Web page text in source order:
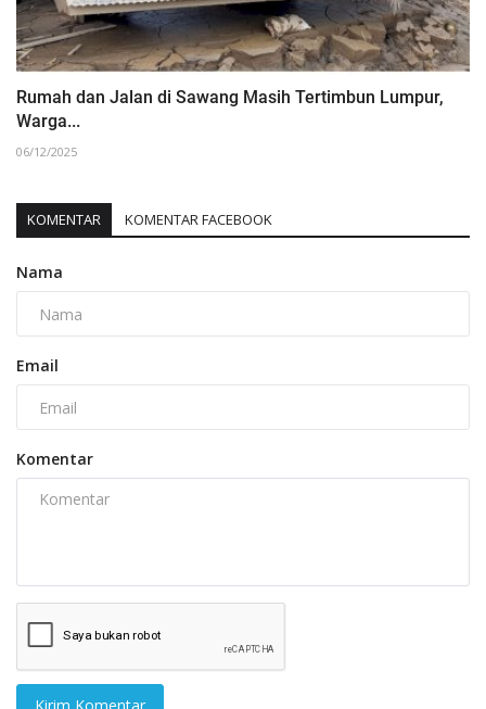
Rumah dan Jalan di Sawang Masih Tertimbun Lumpur,
Warga...
06/12/2025
KOMENTAR KOMENTAR FACEBOOK
Nama
Email
Komentar